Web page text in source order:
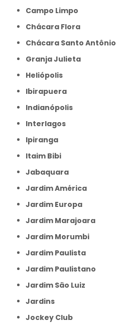
Campo Limpo
Chácara Flora
Chácara Santo Antônio
Granja Julieta
Heliópolis
Ibirapuera
Indianópolis
Interlagos
Ipiranga
Itaim Bibi
Jabaquara
Jardim América
Jardim Europa
Jardim Marajoara
Jardim Morumbi
Jardim Paulista
Jardim Paulistano
Jardim São Luiz
Jardins
Jockey Club